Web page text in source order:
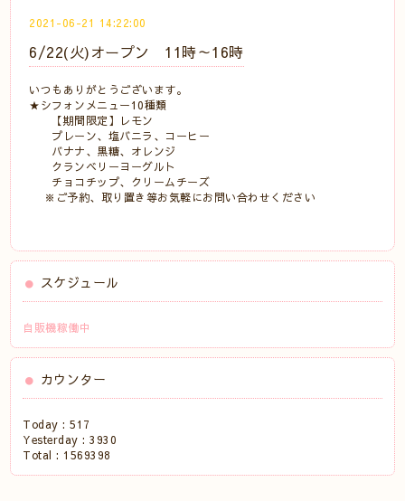
2021-06-21 14:22:00
6/22(火)オープン 11時～16時
いつもありがとうございます。
★シフォンメニュー10種類
【期間限定】レモン
プレーン、塩バニラ、コーヒー
バナナ、黒糖、オレンジ
クランベリーヨーグルト
チョコチップ、クリームチーズ
※ご予約、取り置き等お気軽にお問い合わせください
スケジュール
自販機稼働中
カウンター
Today :517
Yesterday :3930
Total : 1569398